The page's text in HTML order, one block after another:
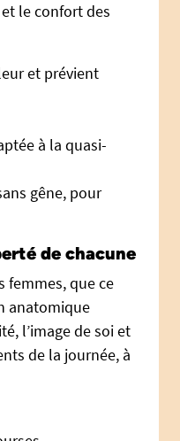
le confort des
et prévient
à la quasi-
gêne, pour
de chacune
femmes, que ce
anatomique
l’image de soi et
de la journée, à